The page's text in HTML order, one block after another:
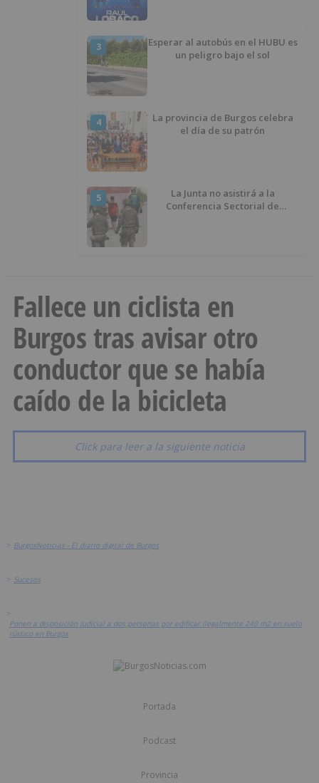
3
Esperar al autobús en el HUBU es
un peligro bajo el sol
4
La provincia de Burgos celebra
el día de su patrón
5
La Junta no asistirá a la
Conferencia Sectorial de
Fallece un ciclista en
Burgos tras avisar otro
conductor que se había
caído de la bicicleta
Click para leer a la siguiente noticia
> BurgosNoticias - El diario digital de Burgos
> Sucesos
>
Ponen a disposición judicial a dos personas por edificar ilegalmente 240 m2 en suelo
rústico en Burgos
Portada
Podcast
Provincia